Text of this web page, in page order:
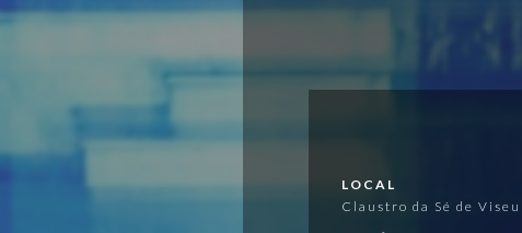
LOCAL
Claustro da Sé de Viseu